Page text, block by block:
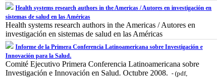
Health systems research authors in the Americas / Autores en investigación en
sistemas de salud en las Américas
Health systems research authors in the Americas / Autores en
investigación en sistemas de salud en las Américas
Informe de la Primera Conferencia Latinoamericana sobre Investigación e
Innovación para la Salud.
Comité Ejecutivo Primera Conferencia Latinoamericana sobre
Investigación e Innovación en Salud. Octubre 2008. - (pdf,